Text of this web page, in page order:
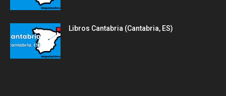
Libros Cantabria (Cantabria, ES)